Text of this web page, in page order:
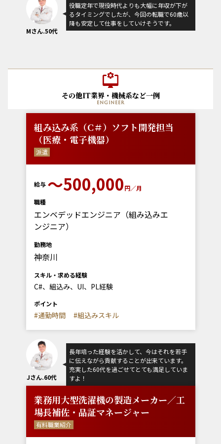
Mさん.50代
役職定年で現役時代よりも大幅に年収が下が
るタイミングでしたが、今回の転職で60歳以
降も安定して仕事をしていけそうです。
その他IT業界・機械系など一例
engineer
組み込み系（C＃）ソフト開発担当
（医療・電子機器）
派遣
給与 〜500,000円／月
職種
エンベデッドエンジニア（組み込みエ
ンジニア）
勤務地
神奈川
スキル・求める経験
C#、組込み、UI、PL経験
ポイント
#通勤時間 #組込みスキル
Jさん.60代
長年培った経験を活かして、今はそれを若手
に伝えながら貢献することが出来ています。
充実した60代を過ごせてとても満足していま
すよ！
業務用大型洗濯機の製造メーカー／工
場長補佐・品証マネージャー
有料職業紹介